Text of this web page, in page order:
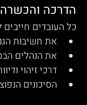
הדרכה והכשרה
כל העובדים חייבים
את חשיבות
את הנהלים
דרכי זיהוי
הסיכונים